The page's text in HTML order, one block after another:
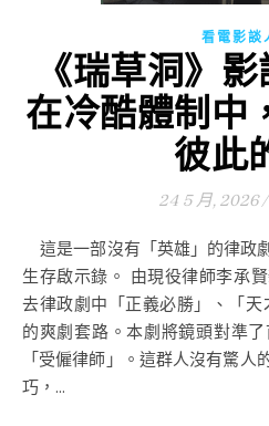
看電影談
《瑞草洞》
在冷酷體制中
彼此
24 5 月, 2026 /
這是一部沒有「英雄」的律政劇，卻是現代職場人最深刻的
生存啟示錄。 由現役律師李承
去律政劇中「正義必勝」、「天
的爽劇套路。本劇將鏡頭對準
「受僱律師」。這群人沒有驚
巧，...